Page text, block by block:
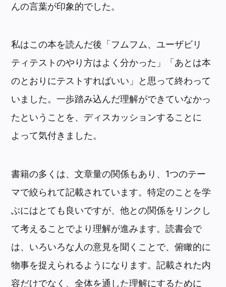
んの言葉が印象的でした。
私はこの本を読んだ後「フムフム、ユーザビリ
ティテストのやり方はよく分かった」「あとは本
のとおりにテストすればいい」と思って終わって
いました。一歩踏み込んだ理解ができていなかっ
たということを、ディスカッションすることに
よって気付きました。
書籍の多くは、文章量の関係もあり、1つのテー
マで絞られて記載されています。特定のことを学
ぶにはとても良いですが、他との関係をリンクし
て考えることでより理解が進みます。読書会で
は、いろいろな人の意見を聞くことで、俯瞰的に
物事を捉えられるようになります。記載された内
容だけでなく、全体を通した理解にするために